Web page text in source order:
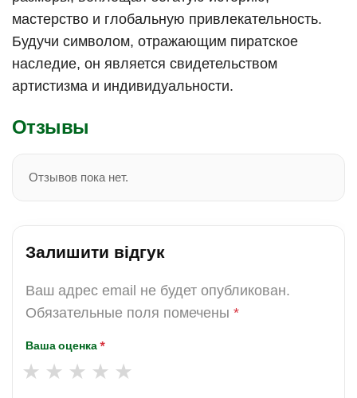
мастерство и глобальную привлекательность.
Будучи символом, отражающим пиратское
наследие, он является свидетельством
артистизма и индивидуальности.
Отзывы
Отзывов пока нет.
Залишити відгук
Ваш адрес email не будет опубликован.
Обязательные поля помечены *
Ваша оценка*